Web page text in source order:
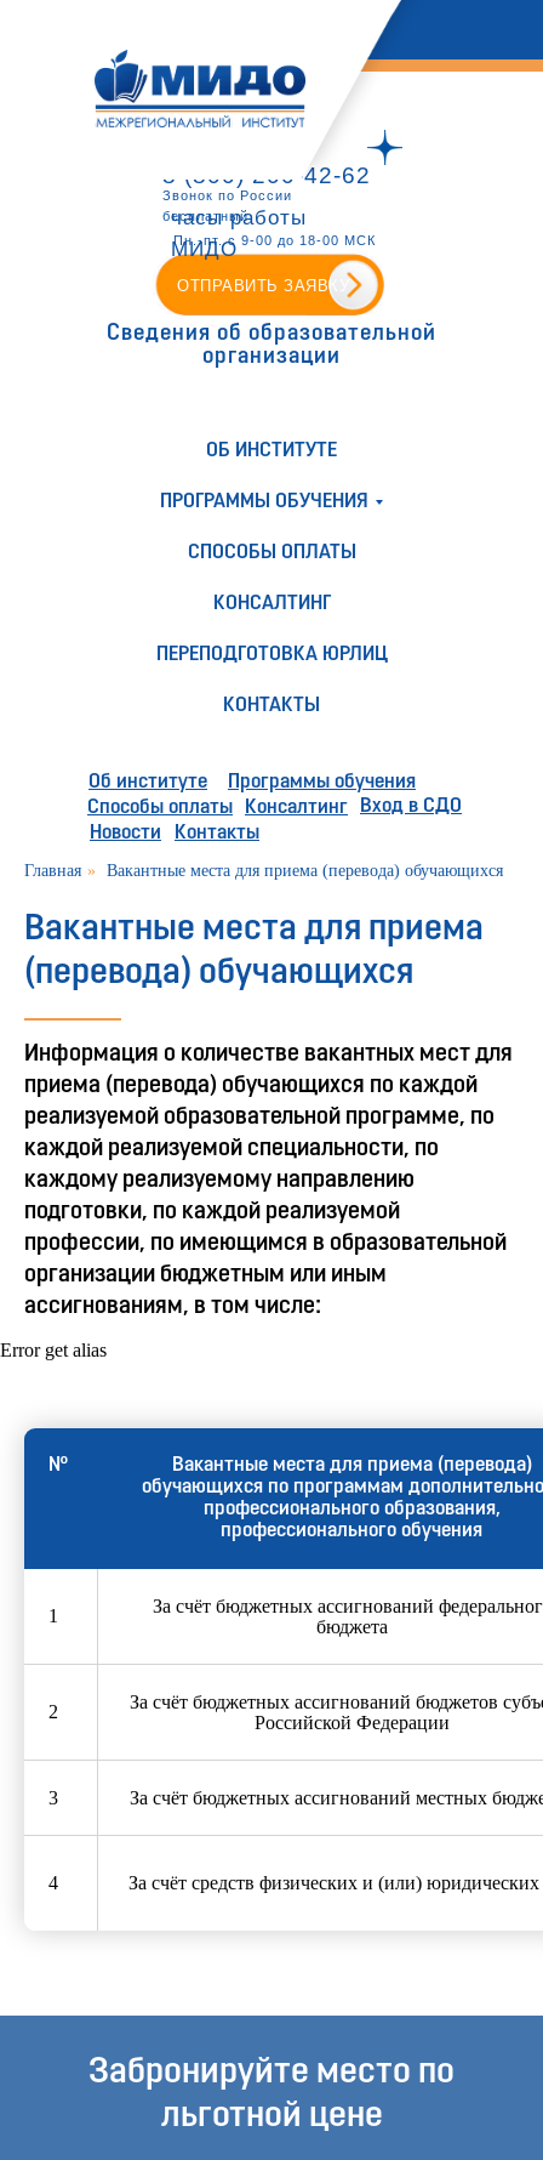
8 (800) 200-42-62
Звонок по России
бесплатный
ОТПРАВИТЬ ЗАЯВКУ
часы работы
МИДО
Пн.-пт. с 9-00 до 18-00 МСК
Сведения об образовательной
организации
ОБ ИНСТИТУТЕ
ПРОГРАММЫ ОБУЧЕНИЯ
СПОСОБЫ ОПЛАТЫ
КОНСАЛТИНГ
ПЕРЕПОДГОТОВКА ЮРЛИЦ
КОНТАКТЫ
Об институте
Программы обучения
Способы оплаты
Консалтинг
Новости
Вход в СДО
Контакты
Главная » Вакантные места для приема (перевода) обучающихся
Вакантные места для приема
(перевода) обучающихся
Информация о количестве вакантных мест для
приема (перевода) обучающихся по каждой
реализуемой образовательной программе, по
каждой реализуемой специальности, по
каждому реализуемому направлению
подготовки, по каждой реализуемой
профессии, по имеющимся в образовательной
организации бюджетным или иным
ассигнованиям, в том числе:
Error get alias
№
Вакантные места для приема (перевода)
обучающихся по программам
профессионального образования,
профессионального обучения
1
За счёт бюджетных ассигнований
бюджета
2
За счёт бюджетных ассигнований бюджетов
Российской Федерации
3 За счёт бюджетных ассигнований местных
4 За счёт средств физических и (или)
Забронируйте место по
льготной цене